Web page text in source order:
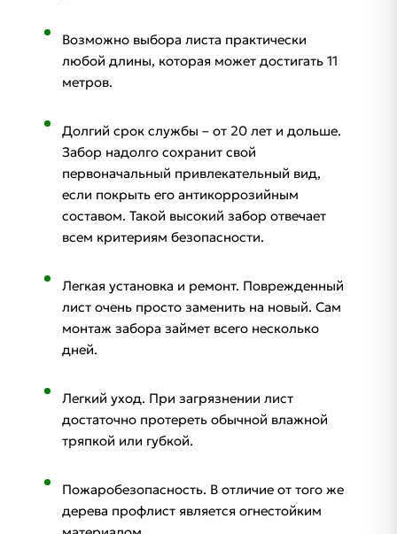
Возможно выбора листа практически
любой длины, которая может достигать 11
метров.
Долгий срок службы – от 20 лет и дольше.
Забор надолго сохранит свой
первоначальный привлекательный вид,
если покрыть его антикоррозийным
составом. Такой высокий забор отвечает
всем критериям безопасности.
Легкая установка и ремонт. Поврежденный
лист очень просто заменить на новый. Сам
монтаж забора займет всего несколько
дней.
Легкий уход. При загрязнении лист
достаточно протереть обычной влажной
тряпкой или губкой.
Пожаробезопасность. В отличие от того же
дерева профлист является огнестойким